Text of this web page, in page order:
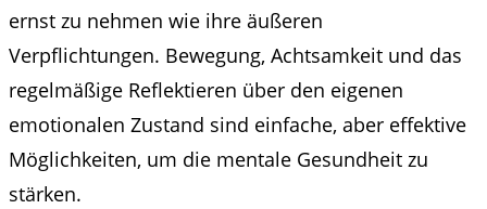
ernst zu nehmen wie ihre äußeren
Verpflichtungen. Bewegung, Achtsamkeit und das
regelmäßige Reflektieren über den eigenen
emotionalen Zustand sind einfache, aber effektive
Möglichkeiten, um die mentale Gesundheit zu
stärken.